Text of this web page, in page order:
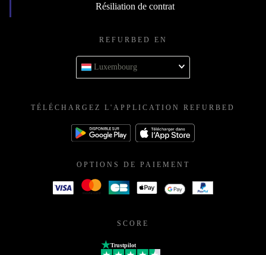
Résiliation de contrat
REFURBED EN
Luxembourg
TÉLÉCHARGEZ L'APPLICATION REFURBED
OPTIONS DE PAIEMENT
SCORE
Trustpilot